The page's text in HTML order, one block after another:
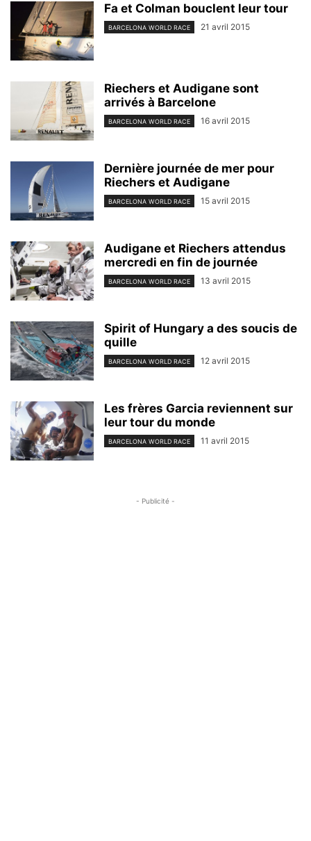
Fa et Colman bouclent leur tour
BARCELONA WORLD RACE 21 avril 2015
Riechers et Audigane sont
arrivés à Barcelone
BARCELONA WORLD RACE 16 avril 2015
Dernière journée de mer pour
Riechers et Audigane
BARCELONA WORLD RACE 15 avril 2015
Audigane et Riechers attendus
mercredi en fin de journée
BARCELONA WORLD RACE 13 avril 2015
Spirit of Hungary a des soucis de
quille
BARCELONA WORLD RACE 12 avril 2015
Les frères Garcia reviennent sur
leur tour du monde
BARCELONA WORLD RACE 11 avril 2015
- Publicité -